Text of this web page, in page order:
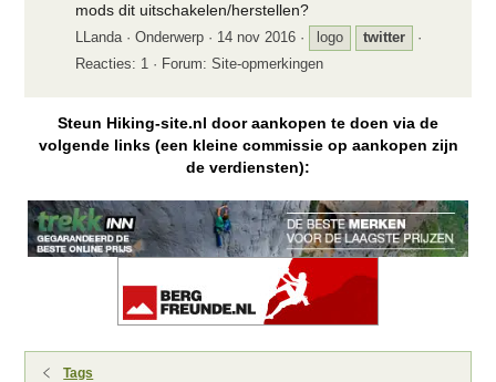
mods dit uitschakelen/herstellen?
LLanda Onderwerp 14 nov 2016 logo
twitter
Reacties: 1
Forum: Site-opmerkingen
Steun Hiking-site.nl door aankopen te doen via de
volgende links (een kleine commissie op aankopen zijn
de verdiensten):
Tags